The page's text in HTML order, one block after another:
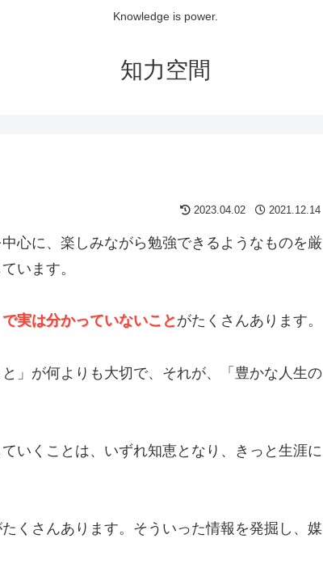
Knowledge is power.
知力空間
2023.04.02 2021.12.14
心に、楽しみながら勉強できるようなものを厳
います。
実は分かっていないことがたくさんあります。
」が何よりも大切で、それが、「豊かな人生の
いくことは、いずれ知恵となり、きっと生涯に
くさんあります。そういった情報を発掘し、媒